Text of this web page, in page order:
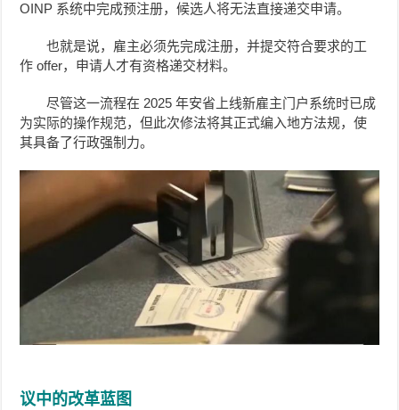
OINP 系统中完成预注册，候选人将无法直接递交申请。
也就是说，雇主必须先完成注册，并提交符合要求的工
作 offer，申请人才有资格递交材料。
尽管这一流程在 2025 年安省上线新雇主门户系统时已成
为实际的操作规范，但此次修法将其正式编入地方法规，使
其具备了行政强制力。
议中的改革蓝图